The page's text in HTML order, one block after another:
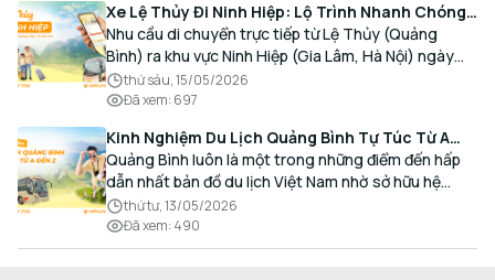
Xe Lệ Thủy Đi Ninh Hiệp: Lộ Trình Nhanh Chóng,
Đón Trả Tận Nơi
Nhu cầu di chuyển trực tiếp từ Lệ Thủy (Quảng
Bình) ra khu vực Ninh Hiệp (Gia Lâm, Hà Nội) ngày
càng gia tăng, đặc biệt đối với các hành khách có
nhu cầu giao thương, kinh doanh và mua sắm.
thứ sáu, 15/05/2026
Đã xem: 697
Kinh Nghiệm Du Lịch Quảng Bình Tự Túc Từ A
Đến Z Chi Tiết Nhất
Quảng Bình luôn là một trong những điểm đến hấp
dẫn nhất bản đồ du lịch Việt Nam nhờ sở hữu hệ
thống hang động kỳ vĩ, những bãi biển hoang sơ và
nét ẩm thực đậm đà bản sắc.
thứ tư, 13/05/2026
Đã xem: 490